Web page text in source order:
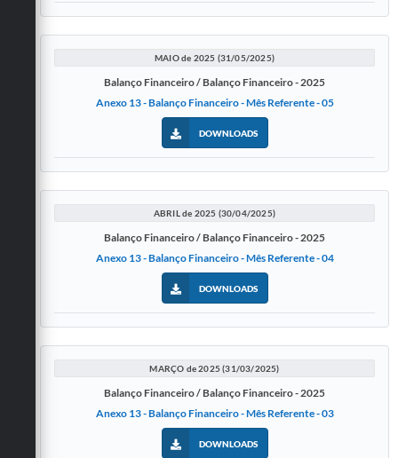
MAIO de 2025 (31/05/2025)
Balanço Financeiro / Balanço Financeiro - 2025
Anexo 13 - Balanço Financeiro - Mês Referente - 05
DOWNLOADS
ABRIL de 2025 (30/04/2025)
Balanço Financeiro / Balanço Financeiro - 2025
Anexo 13 - Balanço Financeiro - Mês Referente - 04
DOWNLOADS
MARÇO de 2025 (31/03/2025)
Balanço Financeiro / Balanço Financeiro - 2025
Anexo 13 - Balanço Financeiro - Mês Referente - 03
DOWNLOADS